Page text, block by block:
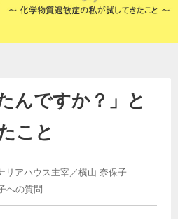
んですか？」と
こと
リアハウス主宰／横山 奈保子
への質問